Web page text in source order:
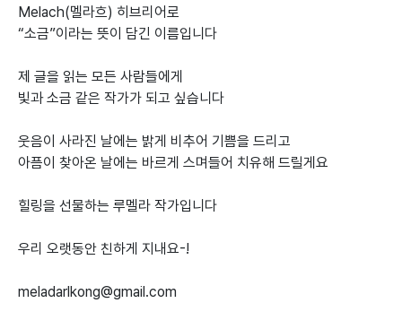
Melach(멜라흐) 히브리어로
“소금”이라는 뜻이 담긴 이름입니다
제 글을 읽는 모든 사람들에게
빛과 소금 같은 작가가 되고 싶습니다
웃음이 사라진 날에는 밝게 비추어 기쁨을 드리고
아픔이 찾아온 날에는 바르게 스며들어 치유해 드릴게요
힐링을 선물하는 루멜라 작가입니다
우리 오랫동안 친하게 지내요-!
meladarlkong@gmail.com